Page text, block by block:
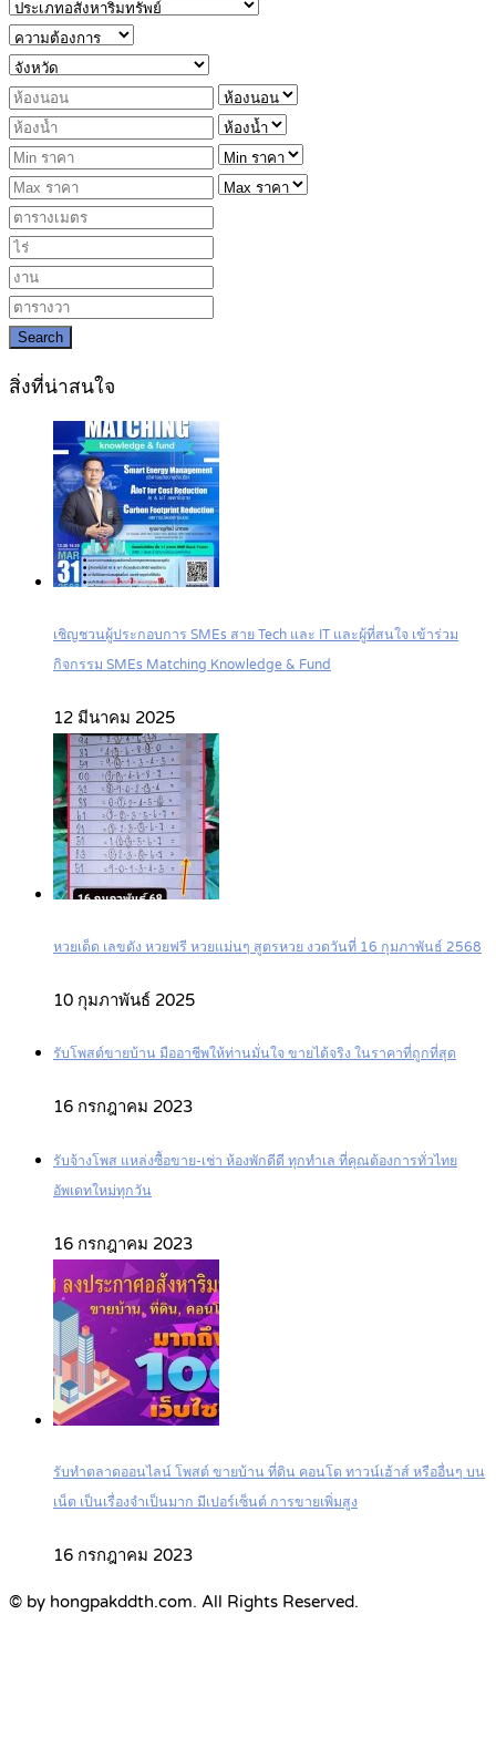
Search
สิ่งที่น่าสนใจ
เชิญชวนผู้ประกอบการ SMEs สาย Tech และ IT และผู้ที่สนใจ เข้าร่วม
กิจกรรม SMEs Matching Knowledge & Fund
12 มีนาคม 2025
หวยเด็ด เลขดัง หวยฟรี หวยแม่นๆ สูตรหวย งวดวันที่ 16 กุมภาพันธ์ 2568
10 กุมภาพันธ์ 2025
รับโพสต์ขายบ้าน มืออาชีพให้ท่านมั่นใจ ขายได้จริง ในราคาที่ถูกที่สุด
16 กรกฎาคม 2023
รับจ้างโพส แหล่งซื้อขาย-เช่า ห้องพักดีดี ทุกทำเล ที่คุณต้องการทั่วไทย
อัพเดทใหม่ทุกวัน
16 กรกฎาคม 2023
รับทำตลาดออนไลน์ โพสต์ ขายบ้าน ที่ดิน คอนโด ทาวน์เฮ้าส์ หรืออื่นๆ บน
เน็ต เป็นเรื่องจำเป็นมาก มีเปอร์เซ็นต์ การขายเพิ่มสูง
16 กรกฎาคม 2023
© by hongpakddth.com. All Rights Reserved.